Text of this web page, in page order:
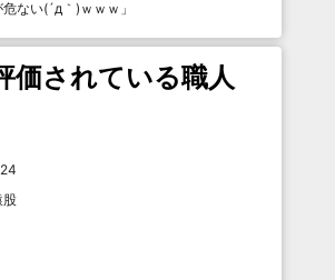
ない(´д｀)ｗｗｗ 」
価されている職人
股